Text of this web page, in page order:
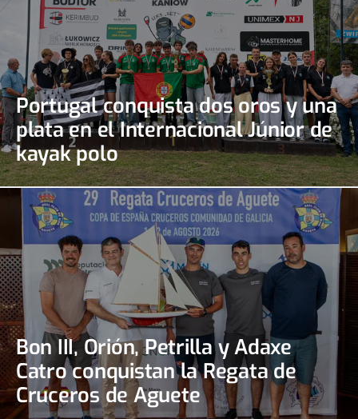
Portugal conquista dos oros y una
plata en el Internacional Júnior de
kayak polo
Bon III, Orión, Petrilla y Adaxe
Catro conquistan la Regata de
Cruceros de Aguete